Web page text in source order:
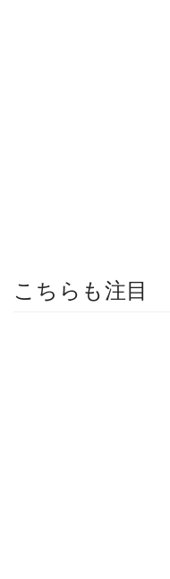
こちらも注目